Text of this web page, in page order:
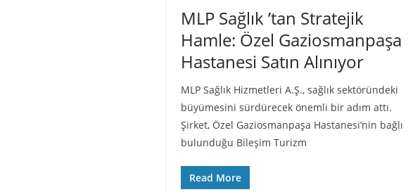
MLP Sağlık ’tan Stratejik
Hamle: Özel Gaziosmanpaşa
Hastanesi Satın Alınıyor
MLP Sağlık Hizmetleri A.Ş., sağlık sektöründeki
büyümesini sürdürecek önemli bir adım attı.
Şirket, Özel Gaziosmanpaşa Hastanesi’nin bağlı
bulunduğu Bileşim Turizm
Read More